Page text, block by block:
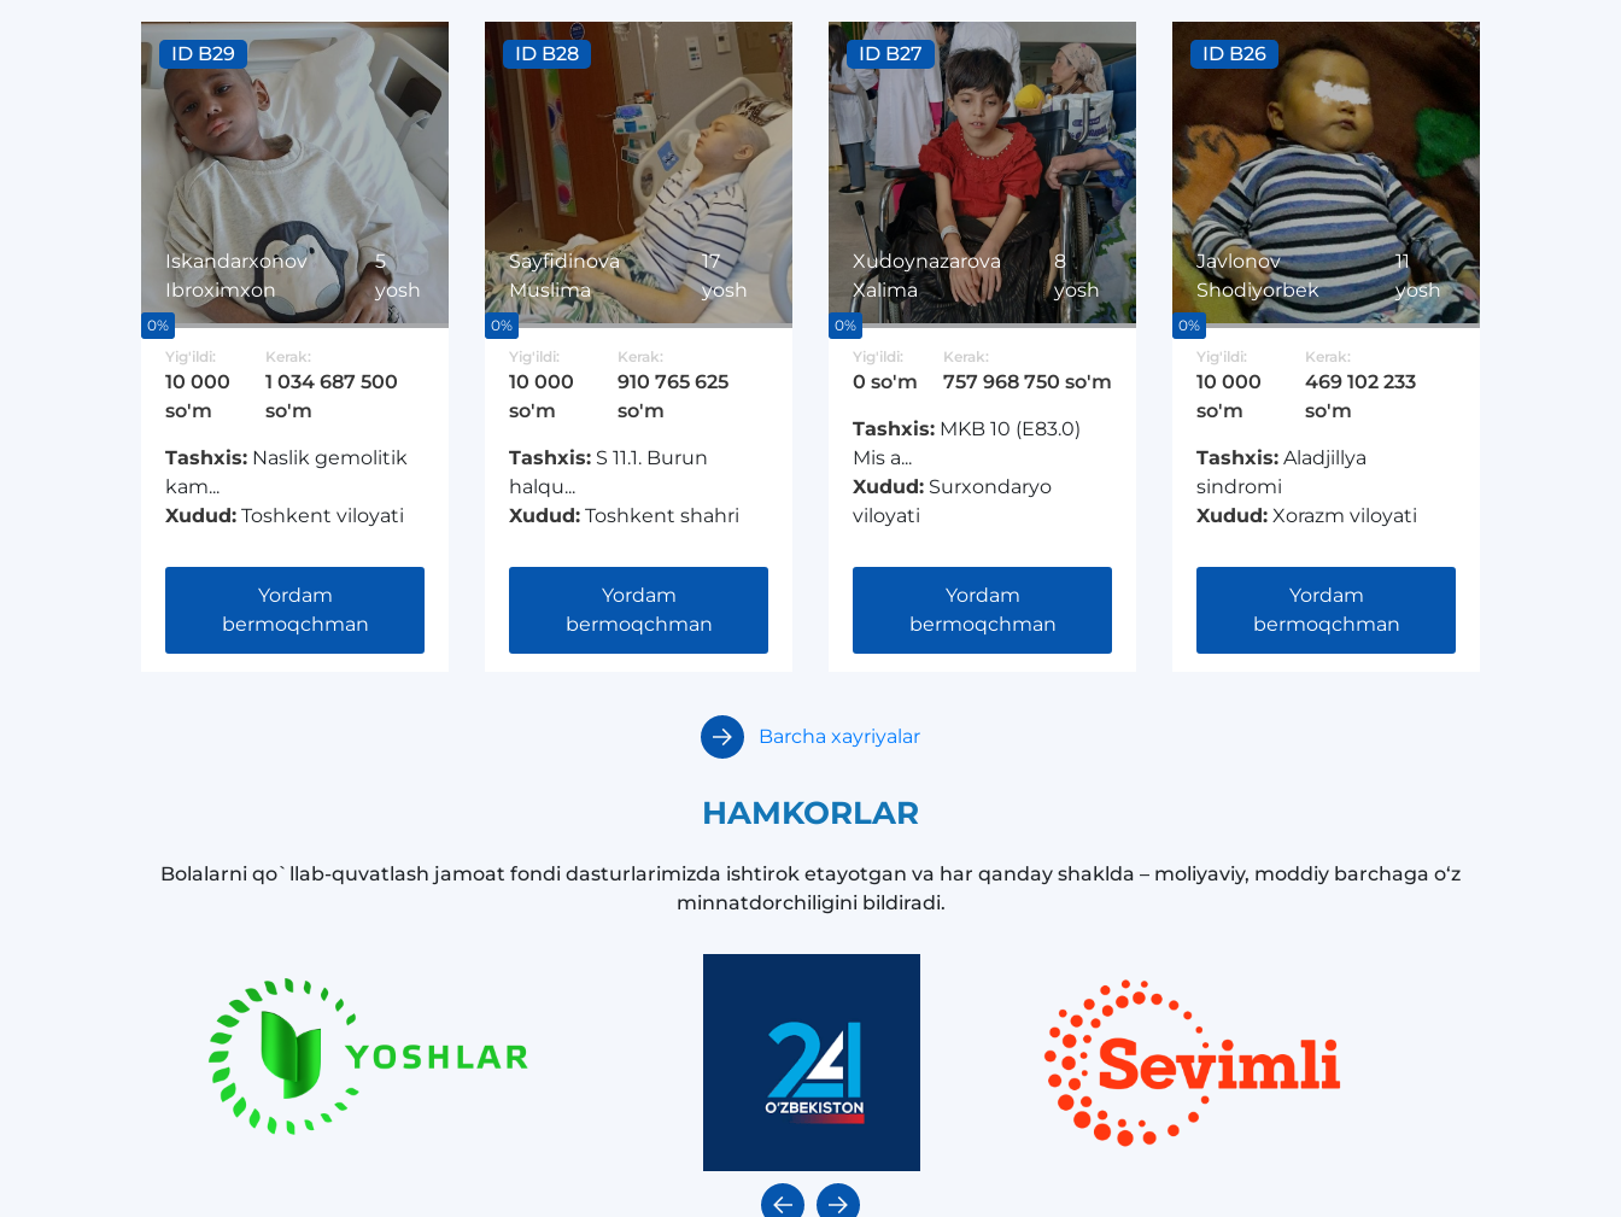
Iskandarxonov
Ibroximxon
5
yosh
ID B29
0%
Yig'ildi:
10 000
so'm
Kerak:
1 034 687 500
so'm
Tashxis: Naslik gemolitik
kam...
Xudud: Toshkent viloyati
Yordam
bermoqchman
Sayfidinova
Muslima
17
yosh
ID B28
0%
Yig'ildi:
10 000
so'm
Kerak:
910 765 625
so'm
Tashxis: S 11.1. Burun
halqu...
Xudud: Toshkent shahri
Yordam
bermoqchman
Xudoynazarova
Xalima
8
yosh
ID B27
0%
Yig'ildi:
0 so'm
Kerak:
757 968 750 so'm
Tashxis: MKB 10 (E83.0)
Mis a...
Xudud: Surxondaryo
viloyati
Yordam
bermoqchman
Javlonov
Shodiyorbek
11
yosh
ID B26
0%
Yig'ildi:
10 000
so'm
Kerak:
469 102 233
so'm
Tashxis: Aladjillya
sindromi
Xudud: Xorazm viloyati
Yordam
bermoqchman
Barcha xayriyalar
HAMKORLAR
Bolalarni qo`llab-quvatlash jamoat fondi dasturlarimizda ishtirok etayotgan va har qanday shaklda – moliyaviy, moddiy barchaga o‘z
minnatdorchiligini bildiradi.